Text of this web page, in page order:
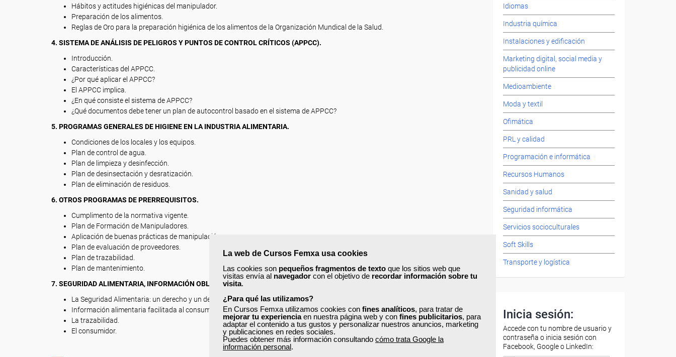
La web de Cursos Femxa usa cookies
Las cookies son pequeños fragmentos de texto que los sitios web que
visitas envía al navegador con el objetivo de recordar información sobre tu
visita.
¿Para qué las utilizamos?
En Cursos Femxa utilizamos cookies con fines analíticos, para tratar de
mejorar tu experienciaen nuestra página web y con fines publicitarios, para
adaptar el contenido a tus gustos y personalizar nuestros anuncios, marketing
y publicaciones en redes sociales.
Puedes obtener más información consultando cómo trata Google la
información personal.
Hábitos y actitudes higiénicas del manipulador.
Preparación de los alimentos.
Reglas de Oro para la preparación higiénica de los alimentos de la Organización Mundical de la Salud.
4. SISTEMA DE ANÁLISIS DE PELIGROS Y PUNTOS DE CONTROL CRÍTICOS (APPCC).
Introducción.
Características del APPCC.
¿Por qué aplicar el APPCC?
El APPCC implica.
¿En qué consiste el sistema de APPCC?
¿Qué documentos debe tener un plan de autocontrol basado en el sistema de APPCC?
5. PROGRAMAS GENERALES DE HIGIENE EN LA INDUSTRIA ALIMENTARIA.
Condiciones de los locales y los equipos.
Plan de control de agua.
Plan de limpieza y desinfección.
Plan de desinsectación y desratización.
Plan de eliminación de residuos.
6. OTROS PROGRAMAS DE PRERREQUISITOS.
Cumplimento de la normativa vigente.
Plan de Formación de Manipuladores.
Aplicación de buenas prácticas de manipulación.
Plan de evaluación de proveedores.
Plan de trazabilidad.
Plan de mantenimiento.
7. SEGURIDAD ALIMENTARIA, INFORMACIÓN OBLIGATORIA Y DE ALÉRGENOS.
La Seguridad Alimentaria: un derecho y un deber.
Información alimentaria facilitada al consumidor.
La trazabilidad.
El consumidor.
Idiomas
Industria química
Instalaciones y edificación
Marketing digital, social media y
publicidad online
Medioambiente
Moda y textil
Ofimática
PRL y calidad
Programación e informática
Recursos Humanos
Sanidad y salud
Seguridad informática
Servicios socioculturales
Soft Skills
Transporte y logística
Inicia sesión:
Accede con tu nombre de usuario y
contraseña o inicia sesión con
Facebook, Google o LinkedIn: